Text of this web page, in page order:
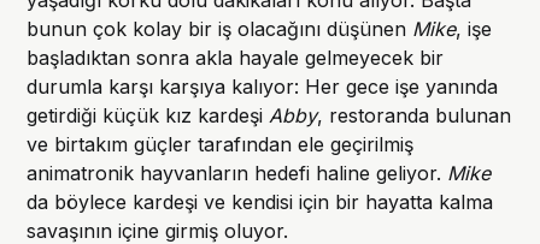
bunun çok kolay bir iş olacağını düşünen Mike, işe
başladıktan sonra akla hayale gelmeyecek bir
durumla karşı karşıya kalıyor: Her gece işe yanında
getirdiği küçük kız kardeşi Abby, restoranda bulunan
ve birtakım güçler tarafından ele geçirilmiş
animatronik hayvanların hedefi haline geliyor. Mike
da böylece kardeşi ve kendisi için bir hayatta kalma
savaşının içine girmiş oluyor.